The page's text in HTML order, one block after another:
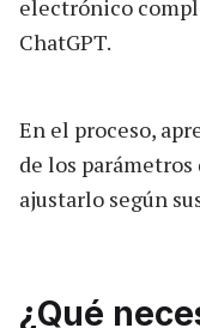
electrónico
ChatGPT.
En el proceso,
de los
ajustarlo según
¿Qué